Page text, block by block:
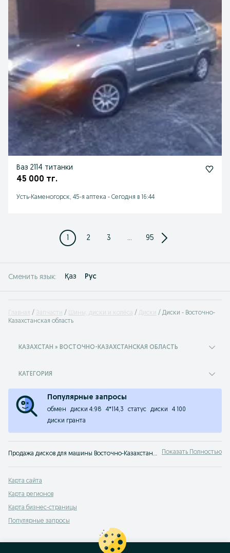
Ваз 2114 титанки
45 000 тг.
Усть-Каменогорск, 45-я аптека - Сегодня в 16:44
1 2 3 ... 95
Сменить язык: Қаз Рус
Главная Запчасти Шины, диски и колёса Диски
Диски - Восточно-
Казахстанская область
КАЗАХСТАН » ВОСТОЧНО-КАЗАХСТАНСКАЯ ОБЛАСТЬ
КАТЕГОРИЯ
Популярные запросы
обмен диски 4:98 4*114,3 статус диски
4 100
диски гранта
Продажа дисков для машины Восточно-Казахстанская область ✌ Большой выбор новых и бу дисков для авто разных размеров ✔️ Покупай авто диски по низкой цене на OLX.kz! Показать Полностью
Карта сайта
Карта регионов
Карта бизнес-страницы
Популярные запросы